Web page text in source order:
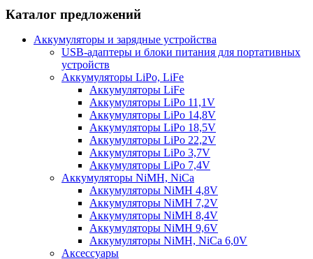
Каталог предложений
Аккумуляторы и зарядные устройства
USB-адаптеры и блоки питания для портативных
устройств
Аккумуляторы LiPo, LiFe
Аккумуляторы LiFe
Аккумуляторы LiPo 11,1V
Аккумуляторы LiPo 14,8V
Аккумуляторы LiPo 18,5V
Аккумуляторы LiPo 22,2V
Аккумуляторы LiPo 3,7V
Аккумуляторы LiPo 7,4V
Аккумуляторы NiMH, NiCa
Аккумуляторы NiMH 4,8V
Аккумуляторы NiMH 7,2V
Аккумуляторы NiMH 8,4V
Аккумуляторы NiMH 9,6V
Аккумуляторы NiMH, NiCa 6,0V
Аксессуары